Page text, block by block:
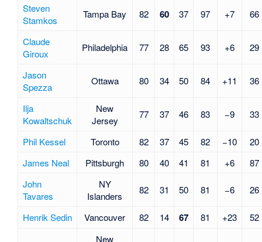
Steven
Stamkos
Tampa Bay 82 60 37 97 +7 66
Claude
Giroux
Philadelphia 77 28 65 93 +6 29
Jason
Spezza
Ottawa 80 34 50 84 +11 36
Ilja
Kowaltschuk
New
Jersey
77 37 46 83 −9 33
Phil Kessel Toronto 82 37 45 82 −10
20
James Neal
Pittsburgh 80 40 41 81 +6
87
John
Tavares
NY
Islanders
82 31 50 81 −6 26
Henrik Sedin Vancouver 82 14 67 81 +23 52
New